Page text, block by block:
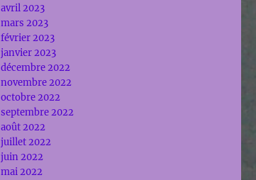
avril 2023
mars 2023
février 2023
janvier 2023
décembre 2022
novembre 2022
octobre 2022
septembre 2022
août 2022
juillet 2022
juin 2022
mai 2022